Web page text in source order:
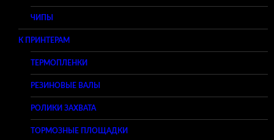
ЧИПЫ
К ПРИНТЕРАМ
ТЕРМОПЛЕНКИ
РЕЗИНОВЫЕ ВАЛЫ
РОЛИКИ ЗАХВАТА
ТОРМОЗНЫЕ ПЛОЩАДКИ